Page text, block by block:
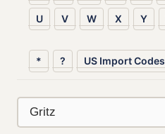
U V W X Y
* ? US Import Codes